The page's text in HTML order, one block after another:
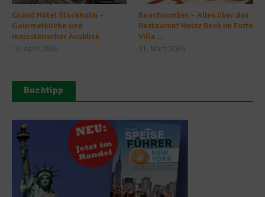
Grand Hôtel Stockholm –
Gourmetküche und
majestätischer Ausblick
16. April 2026
Beachcomber – Alles über das
Restaurant Heinz Beck im Forte
Villa ...
31. März 2026
Buchtipp